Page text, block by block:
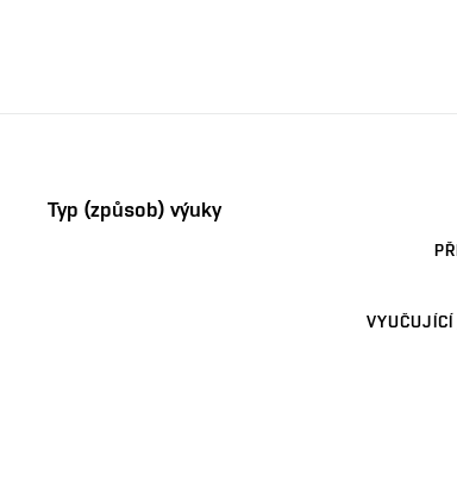
Typ (způsob) výuky